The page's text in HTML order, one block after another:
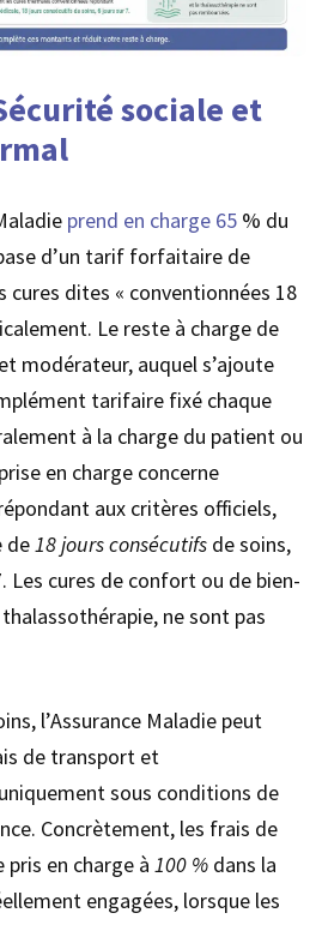
sociale et
prend en charge 65% du
d’un tarif forfaitaire de
cures dites « conventionnées 18
Le reste à charge de
modérateur, auquel s’ajoute
tarifaire fixé chaque
à la charge du patient ou
en charge concerne
aux critères officiels,
de18 jours consécutifsde soins,
Les cures de confort ou de bien-
ne sont pas
l’Assurance Maladie peut
de transport et
sous conditions de
Concrètement, les frais de
en charge à 100 %dans la
engagées, lorsque les